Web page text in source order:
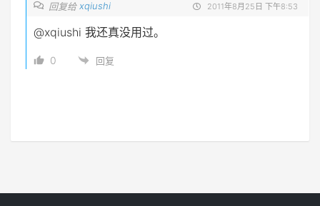
回复给 xqiushi 2011年8月25日 下午8:53
@xqiushi 我还真没用过。
0 回复